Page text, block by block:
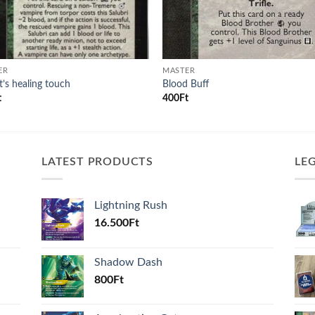
healing touch
MASTER
Blood Buff
400 Ft
LATEST PRODUCTS
Lightning Rush
16.500Ft
Shadow Dash
800Ft